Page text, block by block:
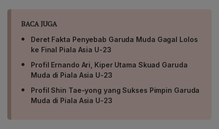
BACA JUGA
Deret Fakta Penyebab Garuda Muda Gagal Lolos
ke Final Piala Asia U-23
Profil Ernando Ari, Kiper Utama Skuad Garuda
Muda di Piala Asia U-23
Profil Shin Tae-yong yang Sukses Pimpin Garuda
Muda di Piala Asia U-23